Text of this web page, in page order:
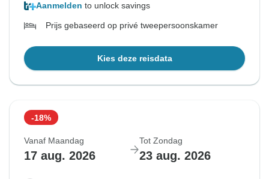
Aanmelden to unlock savings
Prijs gebaseerd op privé tweepersoonskamer
Kies deze reisdata
-18%
Vanaf Maandag
17 aug. 2026
Tot Zondag
23 aug. 2026